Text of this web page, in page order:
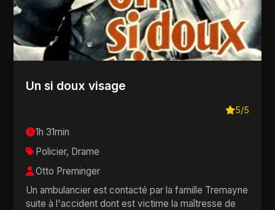
Un si doux visage
5/5
1h 31min
Policier, Drame
Otto Preminger
Un ambulancier est contacté par la famille Tremayne
suite à l'accident dont est victime la maîtresse de